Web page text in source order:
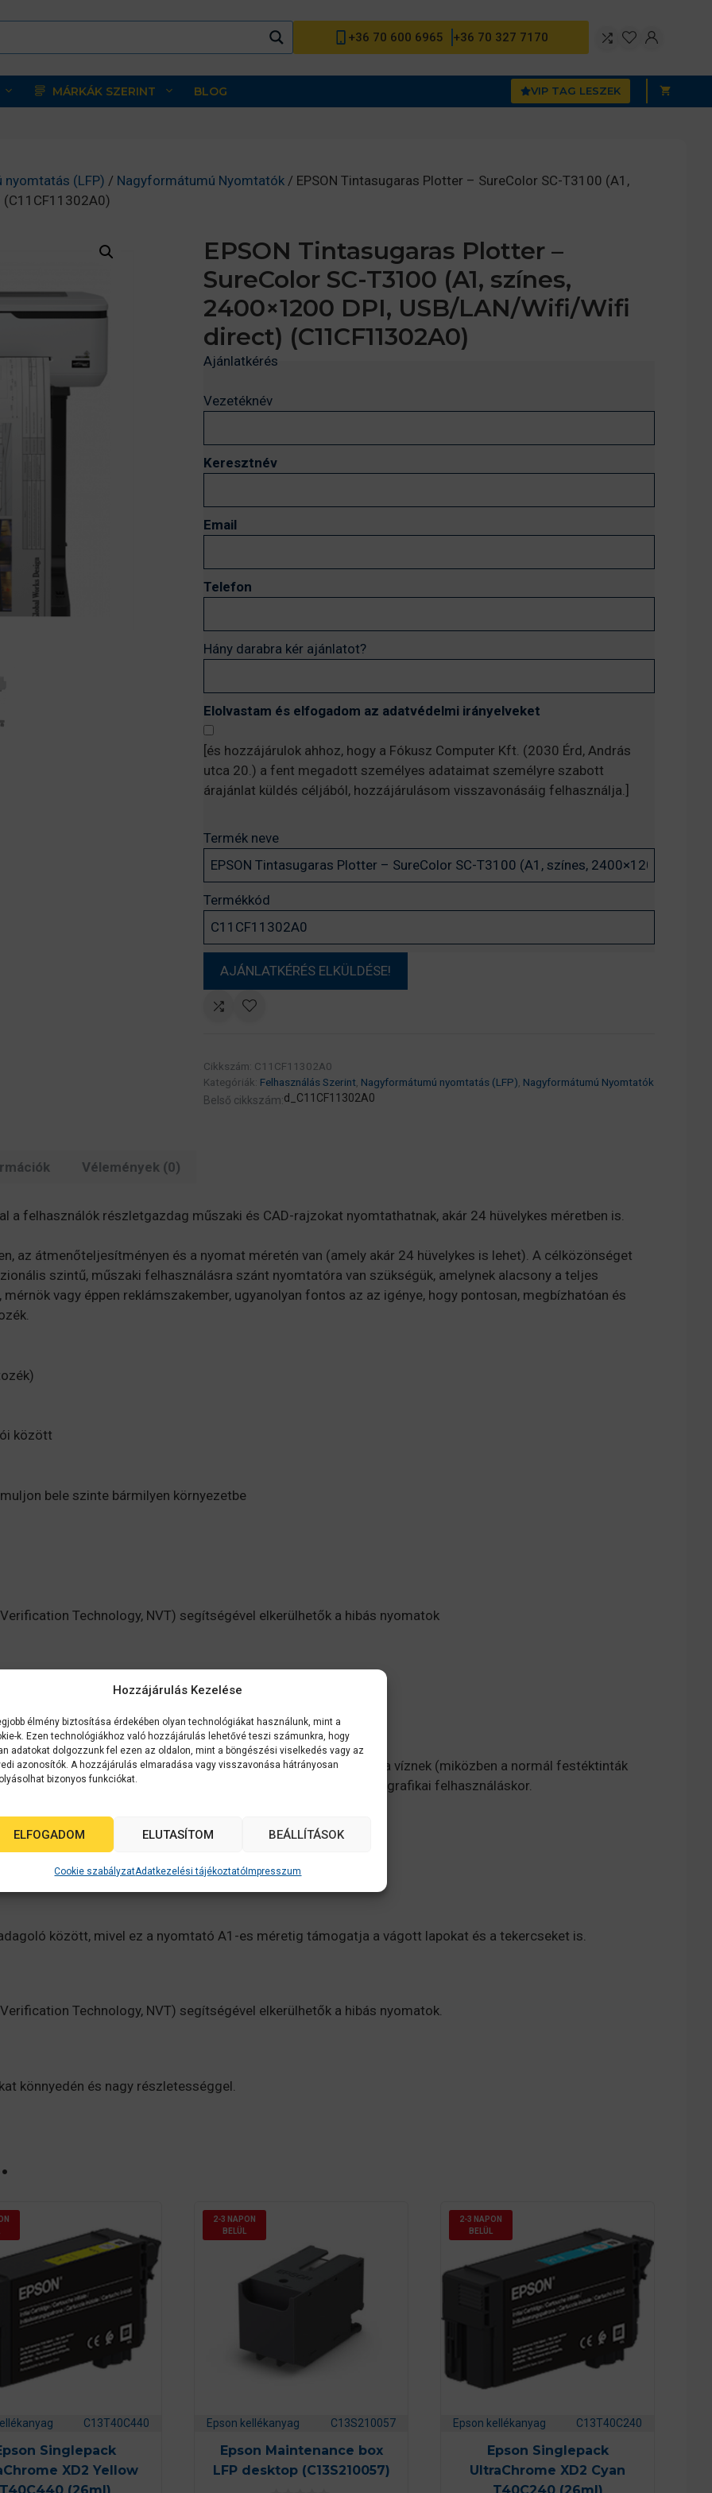
Hozzájárulás Kezelése
élmény biztosítása érdekében olyan technológiákat használunk, mint a
k. Ezen technológiákhoz való hozzájárulás lehetővé teszi számunkra, hogy
adatokat dolgozzunk fel ezen az oldalon, mint a böngészési viselkedés vagy az
azonosítók. A hozzájárulás elmaradása vagy visszavonása hátrányosan
bizonyos funkciókat.
ELFOGADOM ELUTASÍTOM BEÁLLÍTÁSOK
Cookie szabályzatAdatkezelési tájékoztató Impresszum
+36 70 600 6965 +36 70 327 7170
MÁRKÁK SZERINT BLOG VIP TAG LESZEK
(LFP) / Nagyformátumú Nyomtatók / EPSON Tintasugaras Plotter – SureColor SC-T3100 (A1,
EPSON Tintasugaras Plotter –
SureColor SC-T3100 (A1, színes,
2400×1200 DPI, USB/LAN/Wifi/Wifi
direct) (C11CF11302A0)
Ajánlatkérés
Vezetéknév
Keresztnév
Email
Telefon
Hány darabra kér ajánlatot?
Elolvastam és elfogadom az adatvédelmi irányelveket
[és hozzájárulok ahhoz, hogy a Fókusz Computer Kft. (2030 Érd, András
utca 20.) a fent megadott személyes adataimat személyre szabott
árajánlat küldés céljából, hozzájárulásom visszavonásáig felhasználja.]
Termék neve
Termékkód
Cikkszám: C11CF11302A0
Kategóriák: Felhasználás Szerint Nagyformátumú nyomtatás (LFP) Nagyformátumú Nyomtatók
Belső cikkszám:d_C11CF11302A0
Vélemények (0)
a felhasználók részletgazdag műszaki és CAD-rajzokat nyomtathatnak, akár 24 hüvelykes méretben is.
az átmenőteljesítményen és a nyomat méretén van (amely akár 24 hüvelykes is lehet). A célközönséget
szintű, műszaki felhasználásra szánt nyomtatóra van szükségük, amelynek alacsony a teljes
vagy éppen reklámszakember, ugyanolyan fontos az az igénye, hogy pontosan, megbízhatóan és
között
bele szinte bármilyen környezetbe
Technology, NVT) segítségével elkerülhetők a hibás nyomatok
simul bele.
a nyomatai nem maszatolódnak el és ellenállnak a víznek (miközben a normál festéktinták
és éles, sűrű vonalakat nyomtat — ami ideális a műszaki grafikai felhasználáskor.
okostelefonjukról vagy táblagépükről nyomtassanak.
között, mivel ez a nyomtató A1-es méretig támogatja a vágott lapokat és a tekercseket is.
Technology, NVT) segítségével elkerülhetők a hibás nyomatok.
könnyedén és nagy részletességgel.
C13T40C440
Singlepack
XD2 Yellow
T40C440 (26ml)
2-3 NAPON
BELÜL
Epson kellékanyag C13S210057
Epson Maintenance box
LFP desktop (C13S210057)
2-3 NAPON
BELÜL
Epson kellékanyag C13T40C240
Epson Singlepack
UltraChrome XD2 Cyan
T40C240 (26ml)